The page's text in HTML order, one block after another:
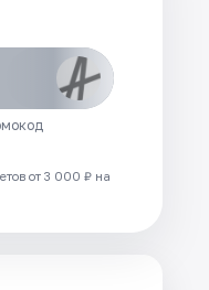
от 3 000 ₽ на